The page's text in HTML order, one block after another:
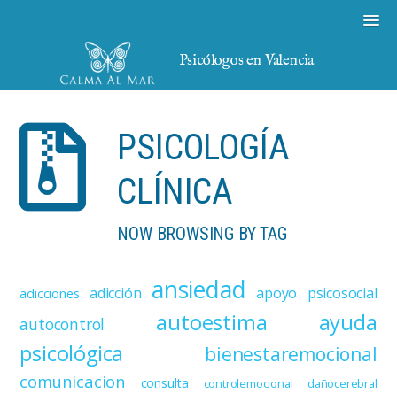
Psicólogos en Valencia
PSICOLOGÍA
CLÍNICA
NOW BROWSING BY TAG
adicciones adicción ansiedad apoyo psicosocial
autocontrol autoestima
ayuda
psicológica
bienestaremocional
comunicacion consulta controlemocional dañocerebral